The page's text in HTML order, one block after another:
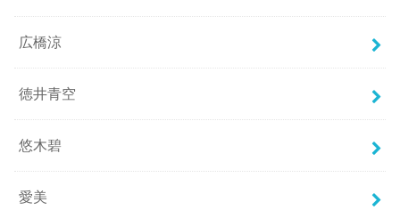
広橋涼
徳井青空
悠木碧
愛美